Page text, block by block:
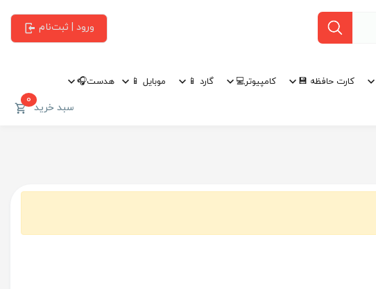
ورود | ثبت‌نام
کارت حافظه 💾 کامپیوتر💻 گارد 📱 موبایل 📱 هدست🎧
سبد خرید0